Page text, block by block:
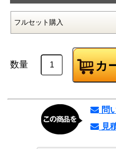
数量
問
見